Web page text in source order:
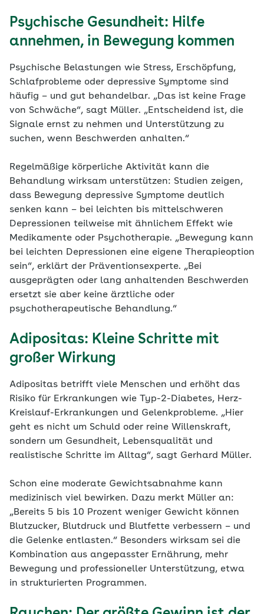
Psychische Gesundheit: Hilfe
annehmen, in Bewegung kommen
Psychische Belastungen wie Stress, Erschöpfung,
Schlafprobleme oder depressive Symptome sind
häufig – und gut behandelbar. „Das ist keine Frage
von Schwäche“, sagt Müller. „Entscheidend ist, die
Signale ernst zu nehmen und Unterstützung zu
suchen, wenn Beschwerden anhalten.“
Regelmäßige körperliche Aktivität kann die
Behandlung wirksam unterstützen: Studien zeigen,
dass Bewegung depressive Symptome deutlich
senken kann – bei leichten bis mittelschweren
Depressionen teilweise mit ähnlichem Effekt wie
Medikamente oder Psychotherapie. „Bewegung kann
bei leichten Depressionen eine eigene Therapieoption
sein“, erklärt der Präventionsexperte. „Bei
ausgeprägten oder lang anhaltenden Beschwerden
ersetzt sie aber keine ärztliche oder
psychotherapeutische Behandlung.“
Adipositas: Kleine Schritte mit
großer Wirkung
Adipositas betrifft viele Menschen und erhöht das
Risiko für Erkrankungen wie Typ-2-Diabetes, Herz-
Kreislauf-Erkrankungen und Gelenkprobleme. „Hier
geht es nicht um Schuld oder reine Willenskraft,
sondern um Gesundheit, Lebensqualität und
realistische Schritte im Alltag“, sagt Gerhard Müller.
Schon eine moderate Gewichtsabnahme kann
medizinisch viel bewirken. Dazu merkt Müller an:
„Bereits 5 bis 10 Prozent weniger Gewicht können
Blutzucker, Blutdruck und Blutfette verbessern – und
die Gelenke entlasten.“ Besonders wirksam sei die
Kombination aus angepasster Ernährung, mehr
Bewegung und professioneller Unterstützung, etwa
in strukturierten Programmen.